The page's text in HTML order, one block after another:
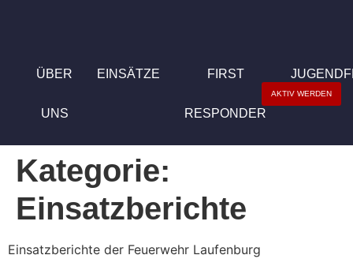
ÜBER
UNS
EINSÄTZE FIRST
RESPONDER
AKTIV WERDEN
Kategorie:
Einsatzberichte
Einsatzberichte der Feuerwehr Laufenburg